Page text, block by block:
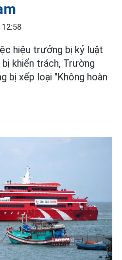
hiệu trưởng bị kỷ luật
khiển trách, Trường
bị xếp loại "Không hoàn